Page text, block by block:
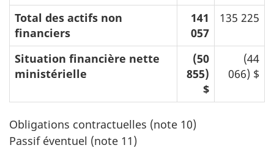
Total des actifs non
financiers
141
057
135 225
Situation financière nette
ministérielle
(50
855)
$
(44
066) $
Obligations contractuelles (note 10)
Passif éventuel (note 11)